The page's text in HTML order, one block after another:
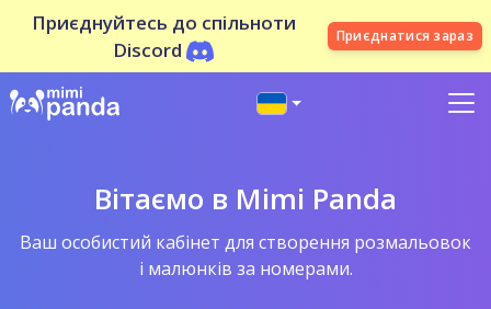
Приєднуйтесь до спільноти
Discord
Приєднатися зараз
Вітаємо в Mimi Panda
Ваш особистий кабінет для створення розмальовок
і малюнків за номерами.